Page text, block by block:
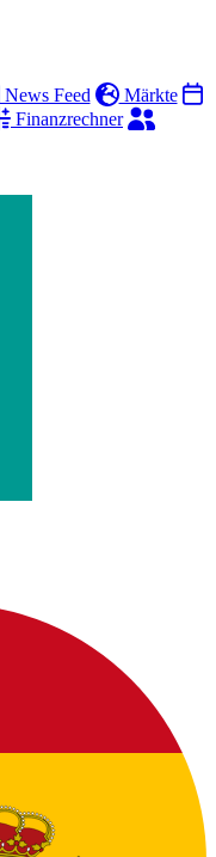
News Feed
Märkte
Finanzrechner